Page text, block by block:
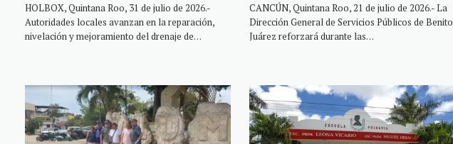
HOLBOX, Quintana Roo, 31 de julio de 2026.-
Autoridades locales avanzan en la reparación,
nivelación y mejoramiento del drenaje de…
CANCÚN, Quintana Roo, 21 de julio de 2026.- La
Dirección General de Servicios Públicos de Benito
Juárez reforzará durante las…